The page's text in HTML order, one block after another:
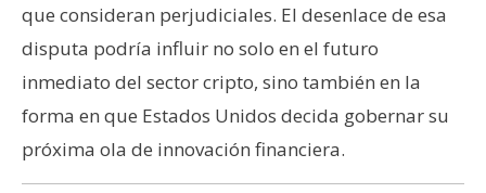
que consideran perjudiciales. El desenlace de esa
disputa podría influir no solo en el futuro
inmediato del sector cripto, sino también en la
forma en que Estados Unidos decida gobernar su
próxima ola de innovación financiera.